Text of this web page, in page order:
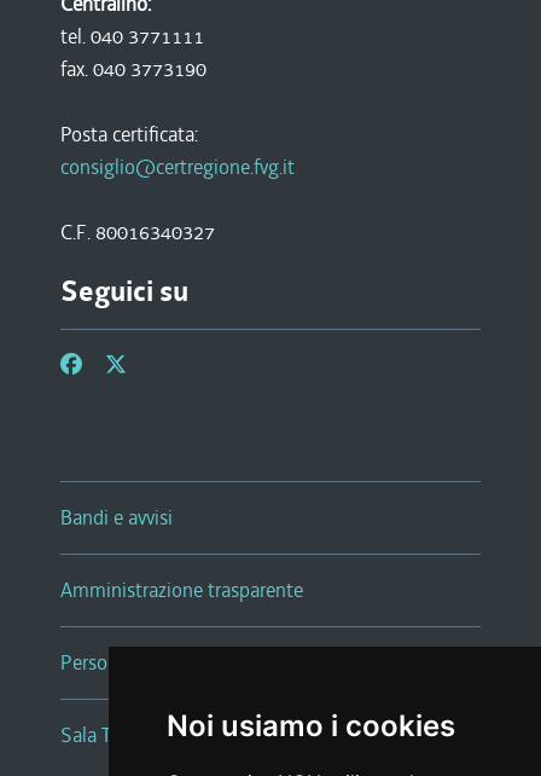
Noi usiamo i cookies
tel. 040 3771111
fax. 040 3773190
Posta certificata:
consiglio@certregione.fvg.it
C.F. 80016340327
Seguici su
Bandi e avvisi
Amministrazione trasparente
Persone e Uffici
Sala Tiziano Tessitori